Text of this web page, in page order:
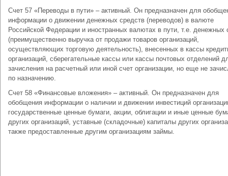
Счет 57 «Переводы в пути» – активный. Он предназначен для
информации о движении денежных средств (переводов) в валюте
Российской Федерации и иностранных валютах в пути, т.е. денежных
(преимущественно выручка от продажи товаров организаций,
осуществляющих торговую деятельность), внесенных в кассы
организаций, сберегательные кассы или кассы почтовых отделений
зачисления на расчетный или иной счет организации, но еще не
по назначению.
Счет 58 «Финансовые вложения» – активный. Он предназначен для
обобщения информации о наличии и движении инвестиций
государственные ценные бумаги, акции, облигации и иные ценные
других организаций, уставные (складочные) капиталы других
также предоставленные другим организациям займы.